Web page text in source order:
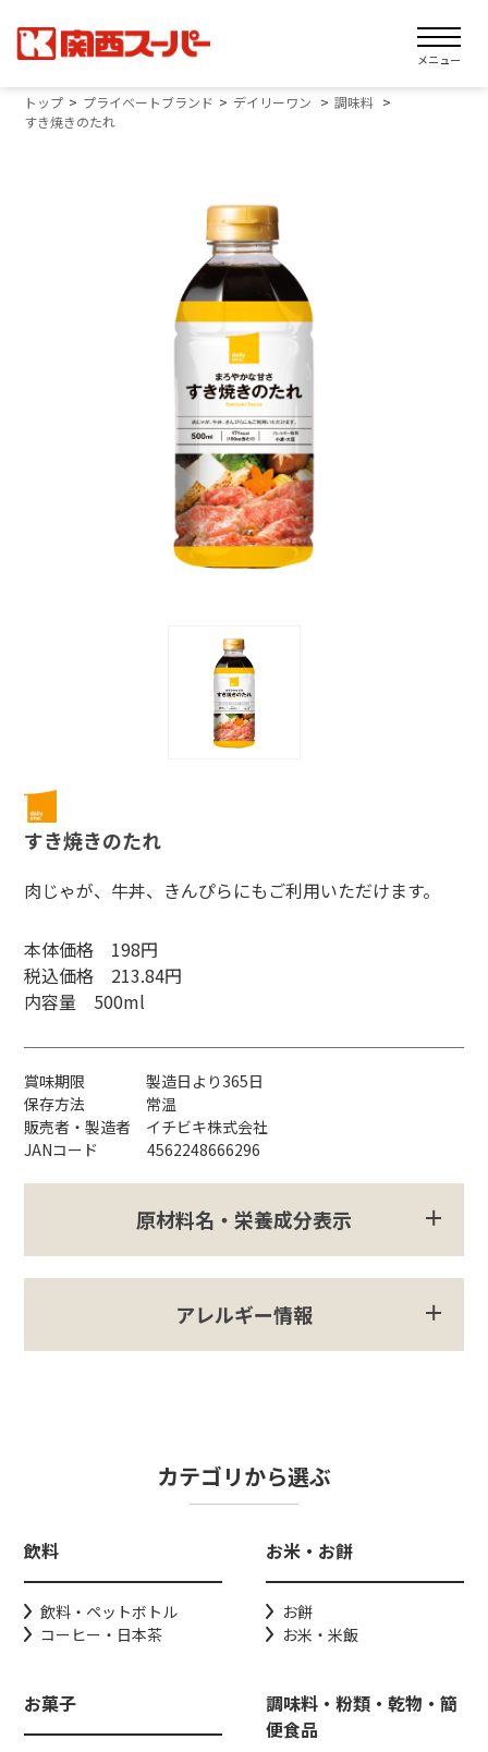
メニュー
トップ プライベートブランド デイリーワン
調味料
すき焼きのたれ
すき焼きのたれ
肉じゃが、牛丼、きんぴらにもご利用いただけます。
本体価格 198円
税込価格 213.84円
内容量 500ml
賞味期限 製造日より365日
保存方法 常温
販売者・製造者 イチビキ株式会社
JANコード 4562248666296
原材料名・栄養成分表示
アレルギー情報
カテゴリから選ぶ
飲料
飲料・ペットボトル
コーヒー・日本茶
お米・お餅
お餅
お米・米飯
お菓子
調味料・粉類・乾物・簡
便食品